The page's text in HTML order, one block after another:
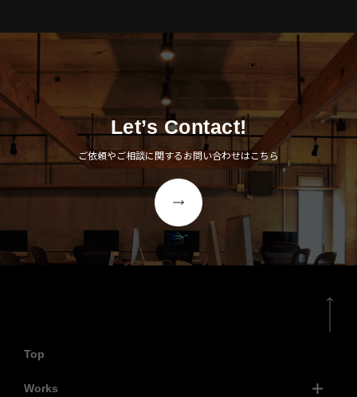
Let’s Contact!
ご依頼やご相談に関するお問い合わせはこちら
Top
Works